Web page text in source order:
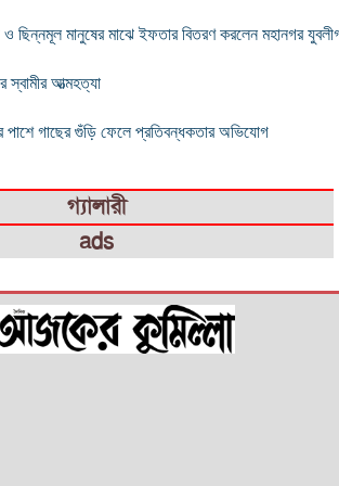
ছিন্নমূল মানুষের মাঝে ইফতার বিতরণ করলেন মহানগর
স্বামীর আত্মহত্যা
পাশে গাছের গুঁড়ি ফেলে প্রতিবন্ধকতার অভিযোগ
গ্যালারী
ads